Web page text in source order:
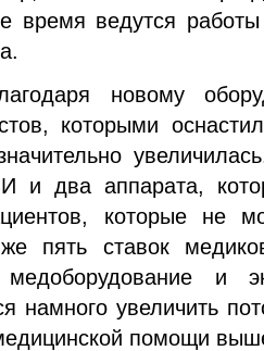
время ведутся работы
новому
которыми
и два аппарата,
которые не
пять ставок
и
намного увеличить
помощи